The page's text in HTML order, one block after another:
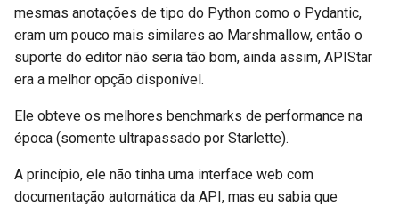
mesmas anotações de tipo do Python como o Pydantic,
eram um pouco mais similares ao Marshmallow, então o
suporte do editor não seria tão bom, ainda assim, APIStar
era a melhor opção disponível.
Ele obteve os melhores benchmarks de performance na
época (somente ultrapassado por Starlette).
A princípio, ele não tinha uma interface web com
documentação automática da API, mas eu sabia que